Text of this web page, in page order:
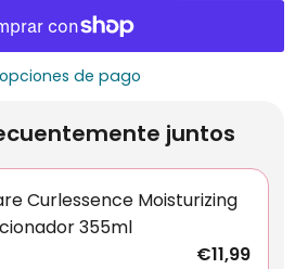
de pago
juntos
Curlessence Moisturizing
355ml
€11,99